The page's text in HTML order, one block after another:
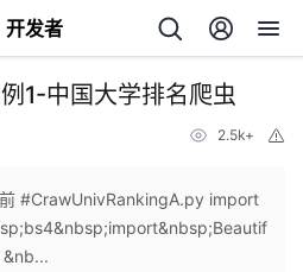
开发者
1-中国大学排名爬虫
2.5k+
前 #CrawUnivRankingA.py import